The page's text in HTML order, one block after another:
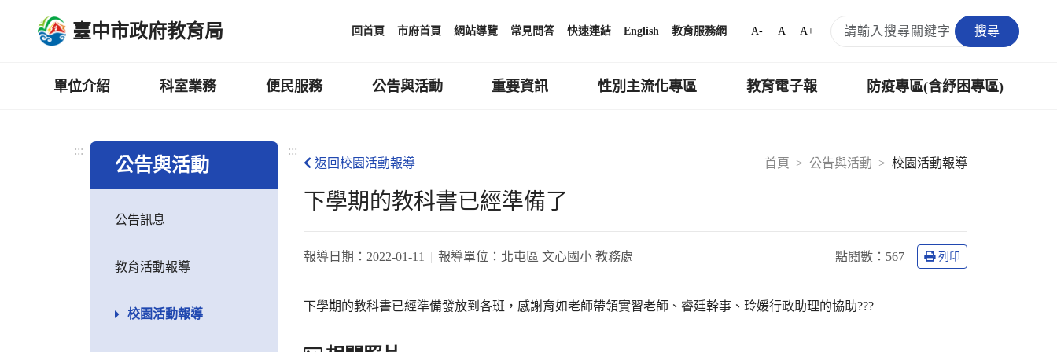
臺中市政府教育局 回首頁 市府首頁 網站導覽 常見問答 快速連結 English 教育服務網 A- A A+ 搜尋
單位介紹 科室業務 便民服務 公告與活動 重要資訊 性別主流化專區 教育電子報 防疫專區(含紓困專區)
:::
公告與活動
公告訊息
教育活動報導
校園活動報導
:::
首頁
公告與活動 校園活動報導
返回校園活動報導
下學期的教科書已經準備了
報導日期： 2022-01-11 報導單位： 北屯區 文心國小 教務處 點閱數： 567 列印
下學期的教科書已經準備發放到各班，感謝育如老師帶領實習老師、睿廷幹事、玲媛行政助理的協助???